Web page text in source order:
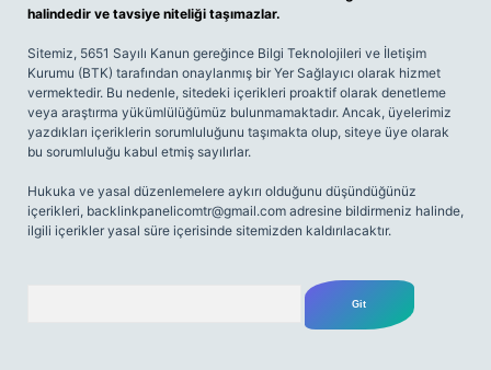
halindedir ve tavsiye niteliği taşımazlar.
Sitemiz, 5651 Sayılı Kanun gereğince Bilgi Teknolojileri ve İletişim
Kurumu (BTK) tarafından onaylanmış bir Yer Sağlayıcı olarak hizmet
vermektedir. Bu nedenle, sitedeki içerikleri proaktif olarak denetleme
veya araştırma yükümlülüğümüz bulunmamaktadır. Ancak, üyelerimiz
yazdıkları içeriklerin sorumluluğunu taşımakta olup, siteye üye olarak
bu sorumluluğu kabul etmiş sayılırlar.
Hukuka ve yasal düzenlemelere aykırı olduğunu düşündüğünüz
içerikleri, backlinkpanelicomtr@gmail.com adresine bildirmeniz halinde,
ilgili içerikler yasal süre içerisinde sitemizden kaldırılacaktır.